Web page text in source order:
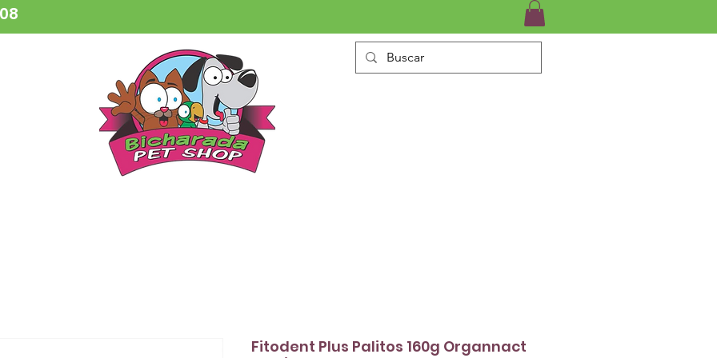
Fitodent Plus Palitos 160g Organnact